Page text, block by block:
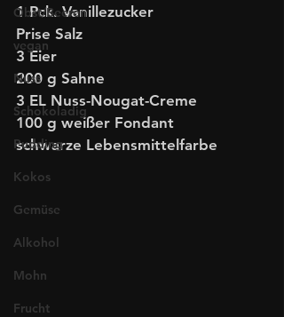
Obst/Beeren
vegan
Nuss
Schokoladig
Pudding
Kokos
Gemüse
Alkohol
Mohn
Frucht
1 Pck. Vanillezucker
Prise Salz
3 Eier
200 g Sahne
3 EL Nuss-Nougat-Creme
100 g weißer Fondant
schwarze Lebensmittelfarbe